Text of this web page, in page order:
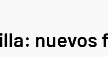
nuevos